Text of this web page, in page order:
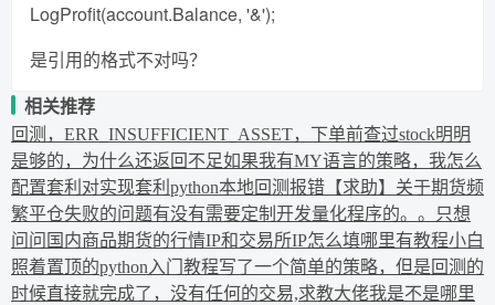
LogProfit(account.Balance, '&');
是引用的格式不对吗？
相关推荐
回测，ERR_INSUFFICIENT_ASSET，下单前查过stock明明
是够的，为什么还返回不足如果我有MY语言的策略，我怎么
配置套利对实现套利 python本地回测报错 【求助】关于期货频
繁平仓失败的问题有没有需要定制开发量化程序的。。
只想
问问国内商品期货的行情IP和交易所IP怎么填哪里有教程小白
照着置顶的python入门教程写了一个简单的策略，但是回测的
时候直接就完成了，没有任何的交易,求教大佬我是不是哪里